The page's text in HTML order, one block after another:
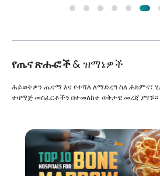
የጤና ጽሑፎች& ዝማኔዎች
ሕይወትዎን ጤናማ እና የተሻለ ለማድረግ ስለ ሕክምና፣
ተዛማጅ መስፈርቶችን በተመለከተ ወቅታዊ መረጃ ያግኙ።